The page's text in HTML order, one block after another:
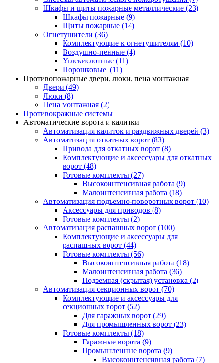
Шкафы и щиты пожарные металлические (23)
Шкафы пожарные (9)
Щиты пожарные (14)
Огнетушители (36)
Комплектующие к огнетушителям (10)
Воздушно-пенные (4)
Углекислотные (11)
Порошковые (11)
Противопожарные двери, люки, пена монтажная
Двери (49)
Люки (8)
Пена монтажная (2)
Противокражные системы
Автоматические ворота и калитки
Автоматизация калиток и раздвижных дверей (3)
Автоматизация откатных ворот (83)
Привода для откатных ворот (8)
Комплектующие и аксессуары для откатных
ворот (48)
Готовые комплекты (27)
Высокоинтенсивная работа (9)
Малоинтенсивная работа (18)
Автоматизация подъемно-поворотных ворот (10)
Аксессуары для приводов (8)
Готовые комплекты (2)
Автоматизация распашных ворот (100)
Комплектующие и аксессуары для
распашных ворот (44)
Готовые комплекты (56)
Высокоинтенсивная работа (18)
Малоинтенсивная работа (36)
Подземная (скрытая) установка (2)
Автоматизация секционных ворот (70)
Комплектующие и аксессуары для
секционных ворот (52)
Для гаражных ворот (29)
Для промышленных ворот (23)
Готовые комплекты (18)
Гаражные ворота (9)
Промышленные ворота (9)
Высокоинтенсивная работа (7)